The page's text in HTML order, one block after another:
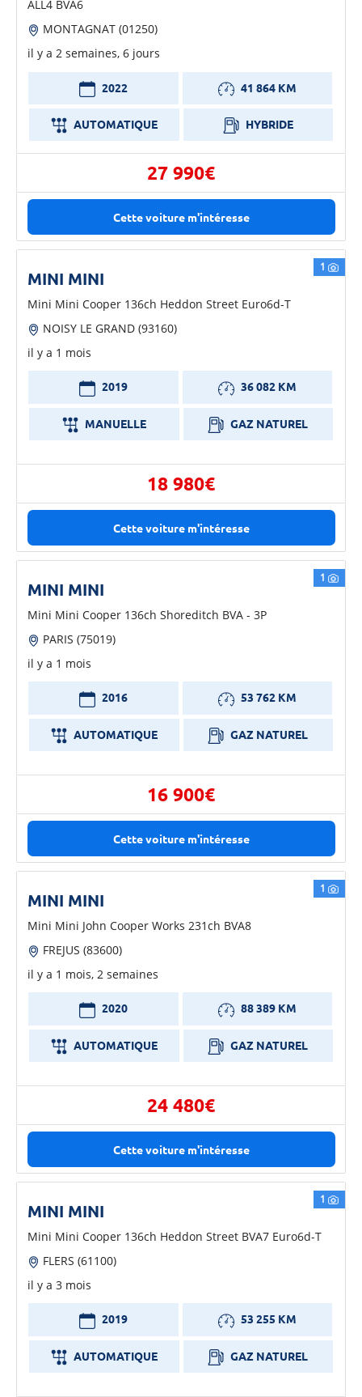
ALL4 BVA6
MONTAGNAT (01250)
il y a 2 semaines, 6 jours
2022 41 864 KM
AUTOMATIQUE HYBRIDE
27 990€
Cette voiture m'intéresse
1
MINI MINI
Mini Mini Cooper 136ch Heddon Street Euro6d-T
NOISY LE GRAND (93160)
il y a 1 mois
2019 36 082 KM
MANUELLE GAZ NATUREL
18 980€
Cette voiture m'intéresse
1
MINI MINI
Mini Mini Cooper 136ch Shoreditch BVA - 3P
PARIS (75019)
il y a 1 mois
2016 53 762 KM
AUTOMATIQUE GAZ NATUREL
16 900€
Cette voiture m'intéresse
1
MINI MINI
Mini Mini John Cooper Works 231ch BVA8
FREJUS (83600)
il y a 1 mois, 2 semaines
2020 88 389 KM
AUTOMATIQUE GAZ NATUREL
24 480€
Cette voiture m'intéresse
1
MINI MINI
Mini Mini Cooper 136ch Heddon Street BVA7 Euro6d-T
FLERS (61100)
il y a 3 mois
2019 53 255 KM
AUTOMATIQUE GAZ NATUREL